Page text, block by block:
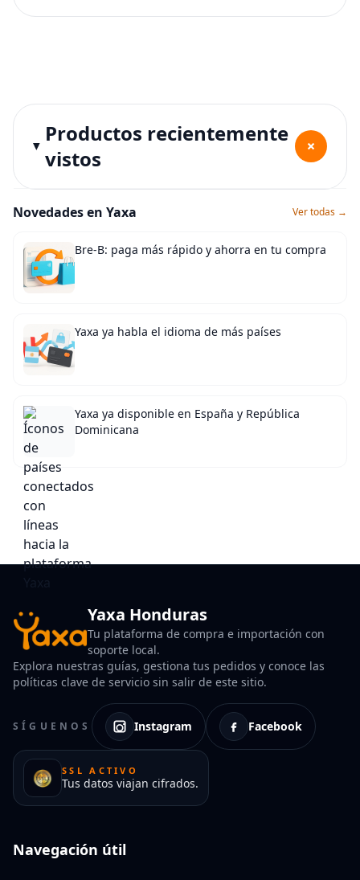
Productos recientemente
vistos
+
Novedades en Yaxa Ver todas →
Bre-B: paga más rápido y ahorra en tu compra
Yaxa ya habla el idioma de más países
Yaxa ya disponible en España y República
Dominicana
Yaxa Honduras
Tu plataforma de compra e importación con
soporte local.
Explora nuestras guías, gestiona tus pedidos y conoce las
políticas clave de servicio sin salir de este sitio.
SÍGUENOS Instagram Facebook
SSL ACTIVO
Tus datos viajan cifrados.
Navegación útil